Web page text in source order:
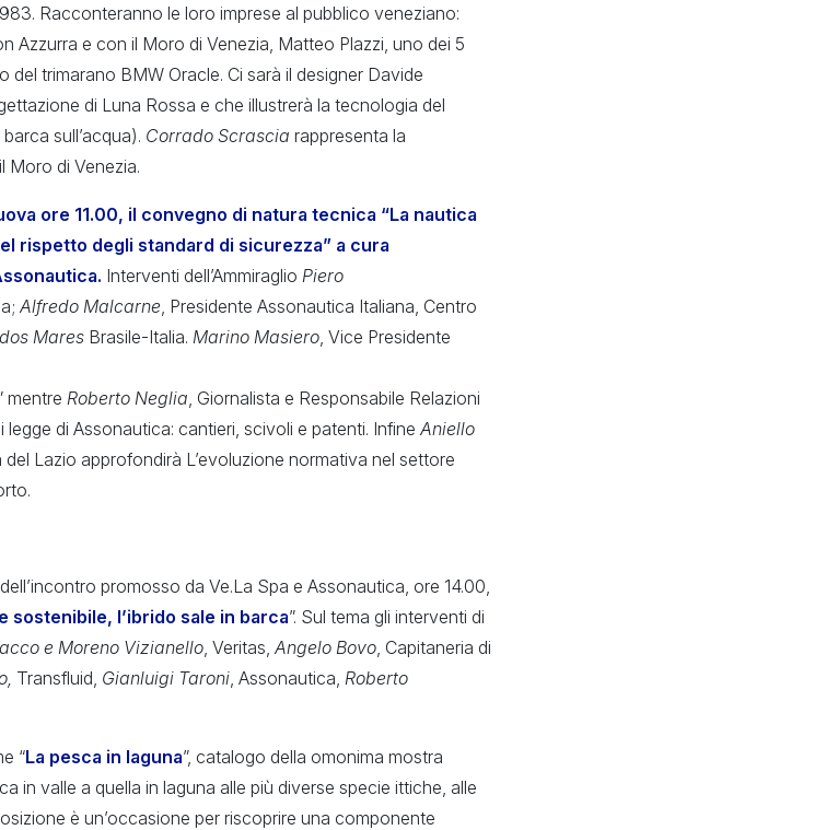
Racconteranno le loro imprese al pubblico veneziano:
Azzurra e con il Moro di Venezia, Matteo Plazzi, uno dei 5
del trimarano BMW Oracle. Ci sarà il designer Davide
di Luna Rossa e che illustrerà la tecnologia del
sull’acqua). Corrado Scrascia rappresenta la
Moro di Venezia.
ore 11.00, il convegno di natura tecnica “La nautica
rispetto degli standard di sicurezza” a cura
Interventi dell’Ammiraglio Piero
Alfredo Malcarne , Presidente Assonautica Italiana, Centro
Mares Brasile-Italia. Marino Masiero , Vice Presidente
mentre Roberto Neglia , Giornalista e Responsabile Relazioni
di Assonautica: cantieri, scivoli e patenti. Infine Aniello
del Lazio approfondirà L’evoluzione normativa nel settore
promosso da Ve.La Spa e Assonautica, ore 14.00,
sostenibile, l’ibrido sale in barca”. Sul tema gli interventi di
e Moreno Vizianello , Veritas, Angelo Bovo , Capitaneria di
Transfluid, Gianluigi Taroni , Assonautica, Roberto
“La pesca in laguna”, catalogo della omonima mostra
in valle a quella in laguna alle più diverse specie ittiche, alle
è un’occasione per riscoprire una componente